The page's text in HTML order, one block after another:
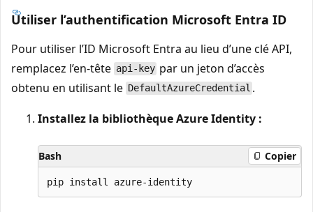
Utiliser l’authentification Microsoft Entra ID
Pour utiliser l’ID Microsoft Entra au lieu d’une clé API,
remplacez l’en-tête api-key par un jeton d’accès
obtenu en utilisant le DefaultAzureCredential .
Installez la bibliothèque Azure Identity :
Bash Copier